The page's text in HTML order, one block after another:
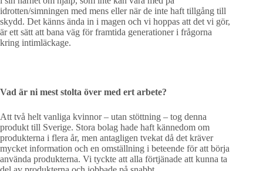
idrotten/simningen med mens eller när de inte haft tillgång till
skydd. Det känns ända in i magen och vi hoppas att det vi gör,
är ett sätt att bana väg för framtida generationer i frågorna
kring intimläckage.
Vad är ni mest stolta över med ert arbete?
Att två helt vanliga kvinnor – utan stöttning – tog denna
produkt till Sverige. Stora bolag hade haft kännedom om
produkterna i flera år, men antagligen tvekat då det kräver
mycket information och en omställning i beteende för att börja
använda produkterna. Vi tyckte att alla förtjänade att kunna ta